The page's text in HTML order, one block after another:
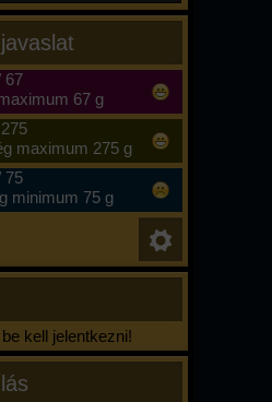
67
67 g
275
maximum 275 g
75
minimum 75 g
kell jelentkezni!